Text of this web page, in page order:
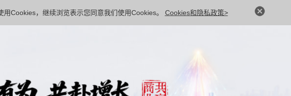
用Cookies，继续浏览表示您同意我们使用Cookies。 Cookies和隐私政策>